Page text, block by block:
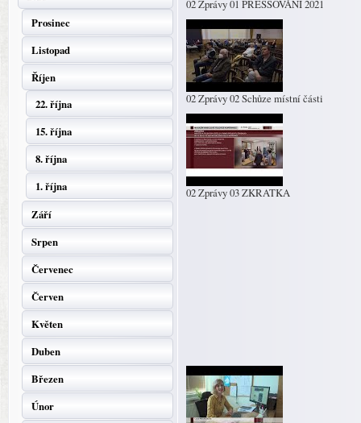
Prosinec
Listopad
Říjen
22. října
15. října
8. října
1. října
Září
Srpen
Červenec
Červen
Květen
Duben
Březen
Únor
02 Zprávy 01 PRESSOVÁNÍ 2021
02 Zprávy 02 Schůze místní části
02 Zprávy 03 ZKRATKA